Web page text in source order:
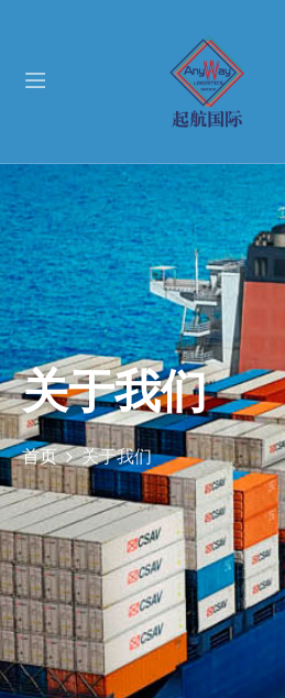
关于我们
首页 关于我们